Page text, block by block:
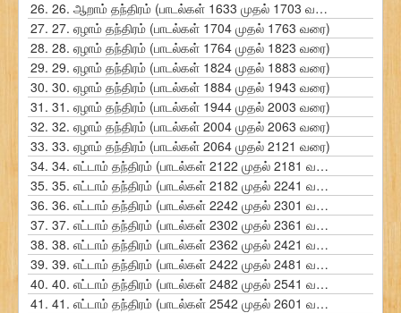
26. 26. ஆறாம் தந்திரம் (பாடல்கள் 1633 முதல் 1703 வரை)
27. 27. ஏழாம் தந்திரம் (பாடல்கள் 1704 முதல் 1763 வரை)
28. 28. ஏழாம் தந்திரம் (பாடல்கள் 1764 முதல் 1823 வரை)
29. 29. ஏழாம் தந்திரம் (பாடல்கள் 1824 முதல் 1883 வரை)
30. 30. ஏழாம் தந்திரம் (பாடல்கள் 1884 முதல் 1943 வரை)
31. 31. ஏழாம் தந்திரம் (பாடல்கள் 1944 முதல் 2003 வரை)
32. 32. ஏழாம் தந்திரம் (பாடல்கள் 2004 முதல் 2063 வரை)
33. 33. ஏழாம் தந்திரம் (பாடல்கள் 2064 முதல் 2121 வரை)
34. 34. எட்டாம் தந்திரம் (பாடல்கள் 2122 முதல் 2181 வரை)
35. 35. எட்டாம் தந்திரம் (பாடல்கள் 2182 முதல் 2241 வரை)
36. 36. எட்டாம் தந்திரம் (பாடல்கள் 2242 முதல் 2301 வரை)
37. 37. எட்டாம் தந்திரம் (பாடல்கள் 2302 முதல் 2361 வரை)
38. 38. எட்டாம் தந்திரம் (பாடல்கள் 2362 முதல் 2421 வரை)
39. 39. எட்டாம் தந்திரம் (பாடல்கள் 2422 முதல் 2481 வரை)
40. 40. எட்டாம் தந்திரம் (பாடல்கள் 2482 முதல் 2541 வரை)
41. 41. எட்டாம் தந்திரம் (பாடல்கள் 2542 முதல் 2601 வரை)